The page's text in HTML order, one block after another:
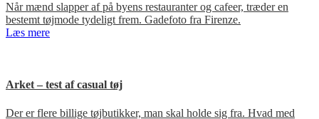
Når mænd slapper af på byens restauranter og cafeer, træder en
bestemt tøjmode tydeligt frem. Gadefoto fra Firenze.
Læs mere
Arket – test af casual tøj
Der er flere billige tøjbutikker, man skal holde sig fra. Hvad med